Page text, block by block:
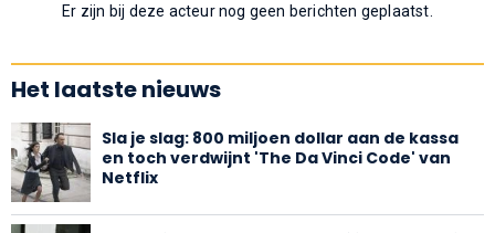
Er zijn bij deze acteur nog geen berichten geplaatst.
Het laatste nieuws
Sla je slag: 800 miljoen dollar aan de kassa
en toch verdwijnt 'The Da Vinci Code' van
Netflix